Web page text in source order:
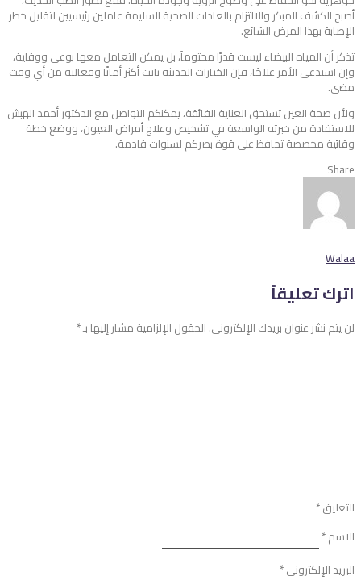
أصبح الكشف المبكر والالتزام بالعادات الصحية السليمة عاملين رئيسيين لتقليل خطر
الإصابة بهذا المرض الشائع.
تذكر أن المياه البيضاء ليست قدرًا محتوماً، بل يمكن التعامل معها بوعي ووقاية،
وإن استدعى الأمر علاجًا، فإن الخيارات الحديثة باتت أكثر أمانًا وفعالية من أي وقت
مضى.
ولأن صحة العين تستحق العناية الفائقة، يمكنكم التواصل مع الدكتور أحمد الهبش
للاستفادة من خبرته الواسعة في تشخيص وعلاج أمراض العيون، ووضع خطة
وقائية مخصصة تحافظ على قوة بصركم لسنوات قادمة.
Share
Walaa
اترك تعليقاً
لن يتم نشر عنوان بريدك الإلكتروني. الحقول الإلزامية مشار إليها بـ*
التعليق*
الاسم*
البريد الإلكتروني*